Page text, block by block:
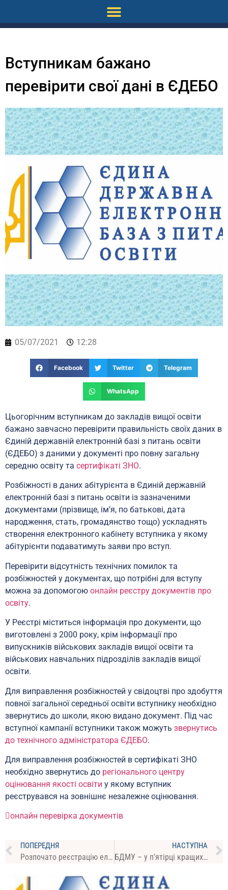
Вступникам бажано
перевірити свої дані в ЄДЕБО
05/07/2021 12:28
Facebook Twitter Telegram
WhatsApp
Цьогорічним вступникам до закладів вищої освіти
бажано завчасно перевірити правильність своїх даних в
Єдиній державній електронній базі з питань освіти
(ЄДЕБО) з даними у документі про повну загальну
середню освіту та сертифікаті ЗНО.
Розбіжності в даних абітурієнта в Єдиній державній
електронній базі з питань освіти із зазначеними
документами (прізвище, ім’я, по батькові, дата
народження, стать, громадянство тощо) ускладнять
створення електронного кабінету вступника у якому
абітурієнти подаватимуть заяви про вступ.
Перевірити відсутність технічних помилок та
розбіжностей у документах, що потрібні для вступу
можна за допомогою онлайн реєстру документів про
освіту.
У Реєстрі міститься інформація про документи, що
виготовлені з 2000 року, крім інформації про
випускників військових закладів вищої освіти та
військових навчальних підрозділів закладів вищої
освіти.
Для виправлення розбіжностей у свідоцтві про здобуття
повної загальної середньої освіти вступнику необхідно
звернутись до школи, якою видано документ. Під час
вступної кампанії вступники також можуть звернутись
до технічного адміністратора ЄДЕБО.
Для виправлення розбіжностей в сертифікаті ЗНО
необхідно звернутись до регіонального центру
оцінювання якості освіти у якому вступник
реєструвався на зовнішнє незалежне оцінювання.
онлайн перевірка документів
ПОПЕРЕДНЯ
Розпочато реєстрацію електронних кабінетів вступників
НАСТУПНА
БДМУ – у п’ятірці кращих медичних закладів вищої освіти України